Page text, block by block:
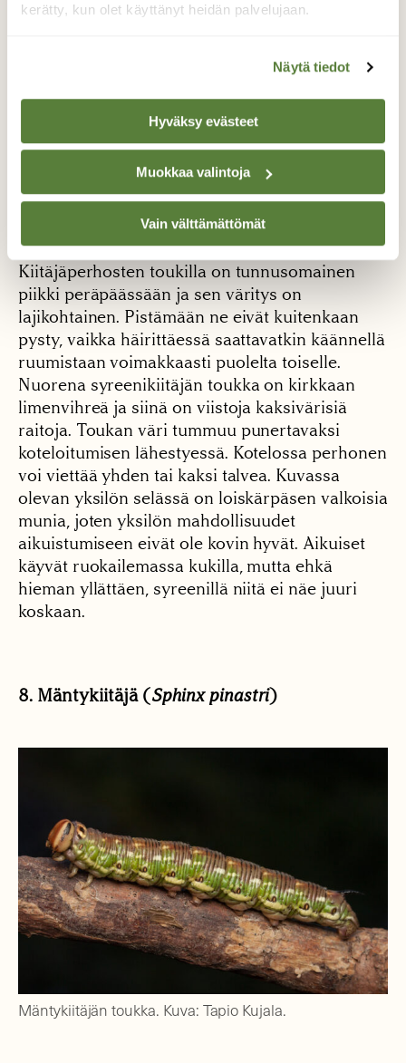
kerätty, kun olet käyttänyt heidän palvelujaan.
Näytä tiedot
Hyväksy evästeet
Muokkaa valintoja
Vain välttämättömät
Syreenikiitäjän toukka. Kuva: Tapio Kujala.
Syreenikiitäjä on verrattain vähälukuinen, mutta
koska toukka käyttää ravintonaan
asumisalueilla ja puistoissa olevia kasveja kuten
syreeniä ja angervoja, siihen voi törmätä
helpommin kuin moneen yleisempään
kiitäjälajiin. Laji on myös hyvin kookas.
Kiitäjäperhosten toukilla on tunnusomainen
piikki peräpäässään ja sen väritys on
lajikohtainen. Pistämään ne eivät kuitenkaan
pysty, vaikka häirittäessä saattavatkin käännellä
ruumistaan voimakkaasti puolelta toiselle.
Nuorena syreenikiitäjän toukka on kirkkaan
limenvihreä ja siinä on viistoja kaksivärisiä
raitoja. Toukan väri tummuu punertavaksi
koteloitumisen lähestyessä. Kotelossa perhonen
voi viettää yhden tai kaksi talvea. Kuvassa
olevan yksilön selässä on loiskärpäsen valkoisia
munia, joten yksilön mahdollisuudet
aikuistumiseen eivät ole kovin hyvät. Aikuiset
käyvät ruokailemassa kukilla, mutta ehkä
hieman yllättäen, syreenillä niitä ei näe juuri
koskaan.
8. Mäntykiitäjä (Sphinx pinastri)
Mäntykiitäjän toukka. Kuva: Tapio Kujala.